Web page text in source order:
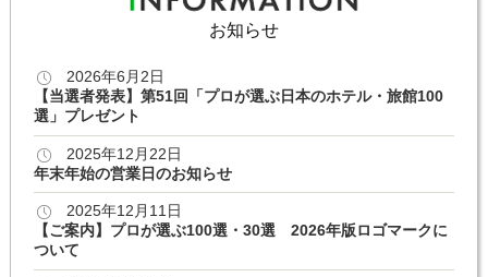
お知らせ
2026年6月2日
【当選者発表】第51回「プロが選ぶ日本のホテル・旅館100
選」プレゼント
2025年12月22日
年末年始の営業日のお知らせ
2025年12月11日
【ご案内】プロが選ぶ100選・30選 2026年版ロゴマークに
ついて